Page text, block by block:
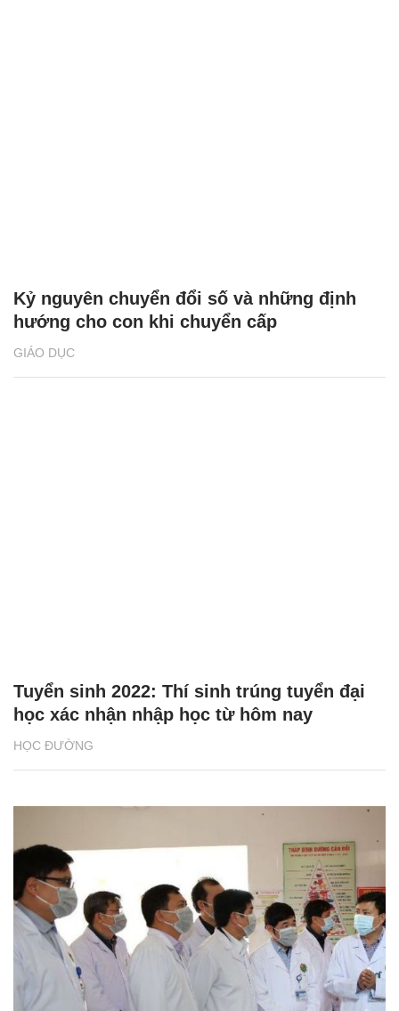
GIÁO DỤC
Kỷ nguyên chuyển đổi số và những định
hướng cho con khi chuyển cấp
HỌC ĐƯỜNG
Tuyển sinh 2022: Thí sinh trúng tuyển đại
học xác nhận nhập học từ hôm nay